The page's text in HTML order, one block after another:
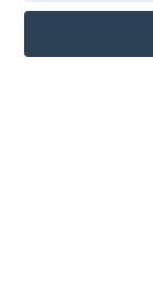
3476518234